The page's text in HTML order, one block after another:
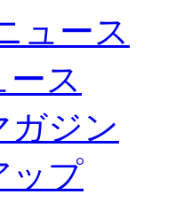
ュース
ース
ガジン
ップ